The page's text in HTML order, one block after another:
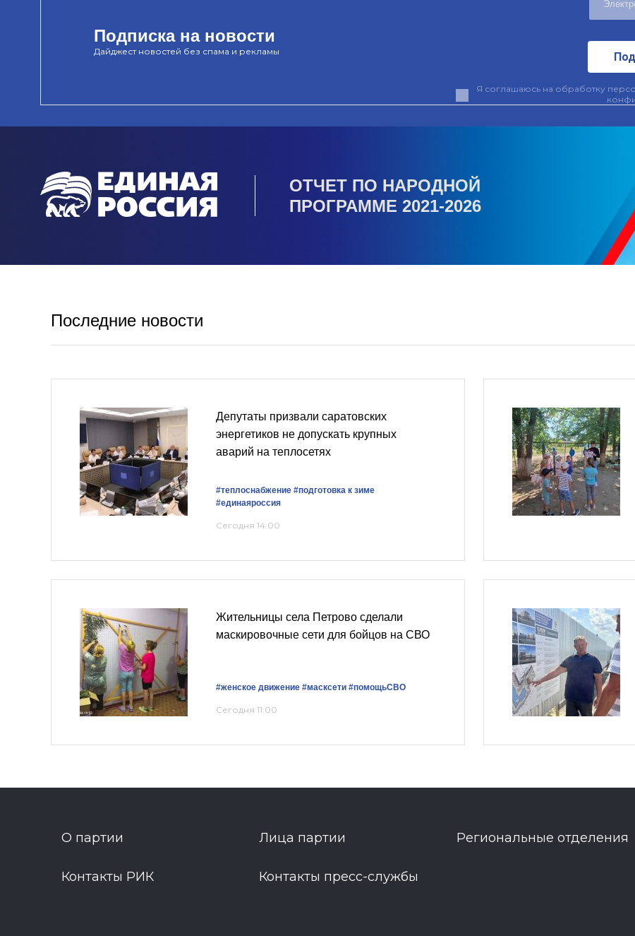
Подписка на новости
Дайджест новостей без спама и рекламы
Я соглашаюсь на обработку
ОТЧЕТ ПО НАРОДНОЙ
ПРОГРАММЕ 2021-2026
Последние новости
Депутаты призвали саратовских
энергетиков не допускать крупных
аварий на теплосетях
#теплоснабжение #подготовка к зиме
#единаяроссия
Сегодня 14:00
Жительницы села Петрово сделали
маскировочные сети для бойцов на СВО
#женское движение #масксети #помощьСВО
Сегодня 11:00
О партии Лица партии Региональные отделения
Контакты РИК Контакты пресс-службы